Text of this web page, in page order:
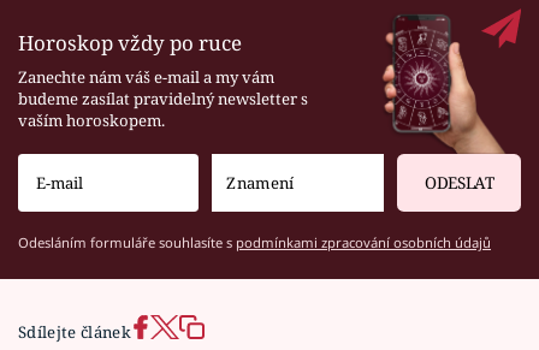
Horoskop vždy po ruce
Zanechte nám váš e-mail a my vám
budeme zasílat pravidelný newsletter s
vaším horoskopem.
ODESLAT
Odesláním formuláře souhlasíte s podmínkami zpracování osobních údajů
Sdílejte článek